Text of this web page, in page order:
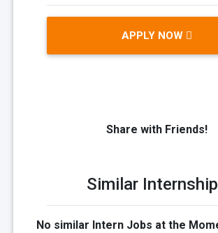
APPLY NOW
Share with Friends!
Similar
No similar Intern Jobs at the